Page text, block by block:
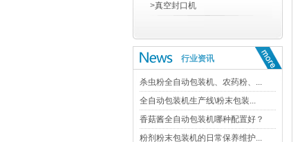
>真空封口机
行业资讯